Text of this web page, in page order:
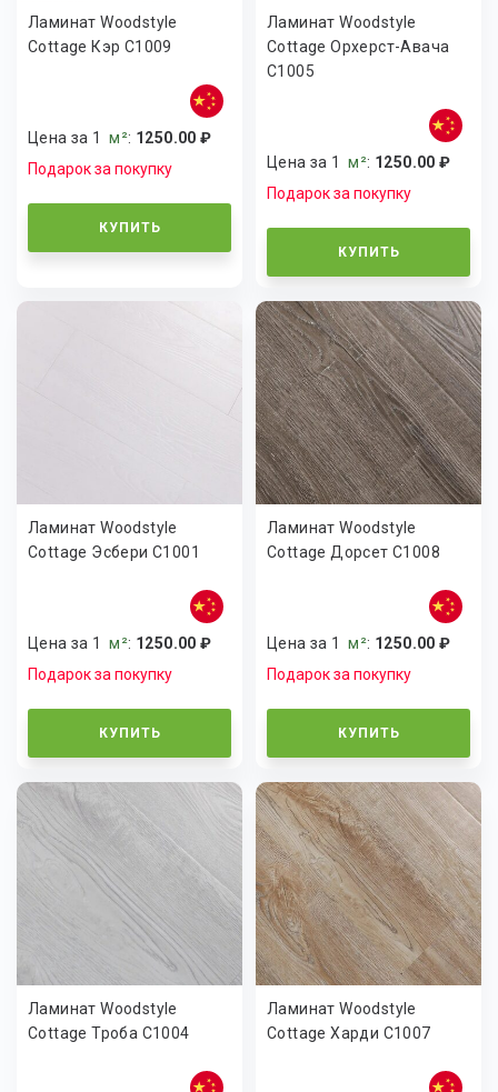
Ламинат Woodstyle
Cottage Кэр C1009
Цена за 1м²: 1250.00 ₽
Подарок за покупку
КУПИТЬ
Ламинат Woodstyle
Cottage Орхерст-Авача
C1005
Цена за 1м²: 1250.00 ₽
Подарок за покупку
КУПИТЬ
Ламинат Woodstyle
Cottage Эсбери C1001
Цена за 1м²: 1250.00 ₽
Подарок за покупку
КУПИТЬ
Ламинат Woodstyle
Cottage Дорсет C1008
Цена за 1м²: 1250.00 ₽
Подарок за покупку
КУПИТЬ
Ламинат Woodstyle
Cottage Троба C1004
Ламинат Woodstyle
Cottage Харди C1007